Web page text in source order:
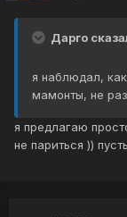
Дарго
я наблюдал,
мамонты, не
я предлагаю
не париться ))